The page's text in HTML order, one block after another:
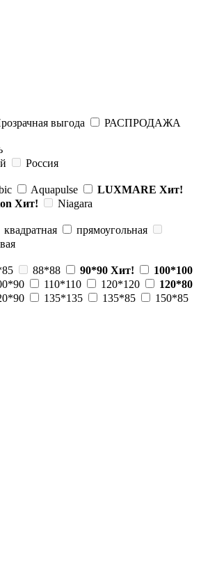
выгода
РАСПРОДАЖА
Россия
Aquapulse LUXMARE Хит!
Хит!
Niagara
квадратная
прямоугольная
88*88 90*90 Хит!
100*100
110*110 120*120
120*80
135*135 135*85
150*85